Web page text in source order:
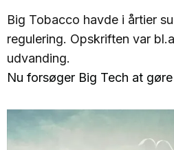
Big Tobacco havde i årtier
regulering. Opskriften var
udvanding.
Nu forsøger Big Tech at